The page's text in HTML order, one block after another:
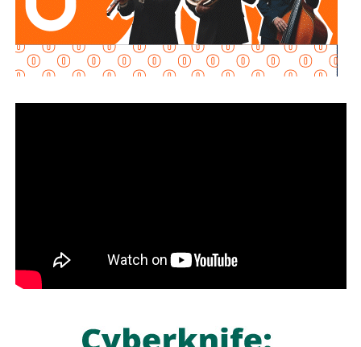
El número exacto de paquetes vendidos o apartados por
las agencias solo se conocerá al cierre de la temporada,
dijo Alonso.